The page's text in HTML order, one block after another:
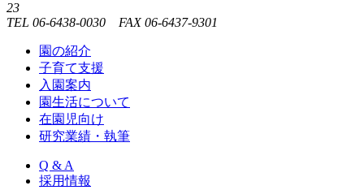
23
TEL 06-6438-0030 FAX 06-6437-9301
園の紹介
子育て支援
入園案内
園生活について
在園児向け
研究業績・執筆
Q & A
採用情報